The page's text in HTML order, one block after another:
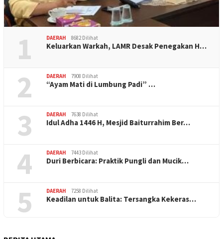
1 DAERAH 8682 Dilihat
Keluarkan Warkah, LAMR Desak Penegakan H…
2 DAERAH 7908 Dilihat
“Ayam Mati di Lumbung Padi” …
3 DAERAH 7638 Dilihat
Idul Adha 1446 H, Mesjid Baiturrahim Ber…
4 DAERAH 7443 Dilihat
Duri Berbicara: Praktik Pungli dan Mucik…
5 DAERAH 7258 Dilihat
Keadilan untuk Balita: Tersangka Kekeras…